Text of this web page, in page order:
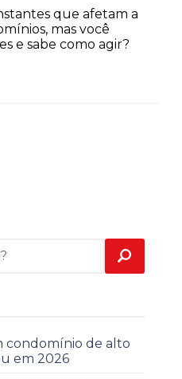
que afetam a
mas você
e sabe como agir?
condomínio de alto
em 2026